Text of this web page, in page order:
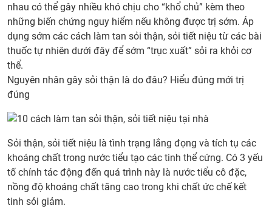
nhau có thể gây nhiều khó chịu cho “khổ chủ” kèm theo
những biến chứng nguy hiểm nếu không được trị sớm. Áp
dụng sớm các cách làm tan sỏi thận, sỏi tiết niệu từ các bài
thuốc tự nhiên dưới đây để sớm “trục xuất” sỏi ra khỏi cơ
thể.
Nguyên nhân gây sỏi thận là do đâu? Hiểu đúng mới trị
đúng
Sỏi thận, sỏi tiết niệu là tình trạng lắng đọng và tích tụ các
khoáng chất trong nước tiểu tạo các tinh thể cứng. Có 3 yếu
tố chính tác động đến quá trình này là nước tiểu cô đặc,
nồng độ khoáng chất tăng cao trong khi chất ức chế kết
tinh sỏi giảm.